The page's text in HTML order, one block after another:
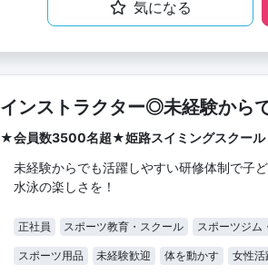
気になる
インストラクター◎未経験から
★会員数3500名超★姫路スイミングスクール
未経験からでも活躍しやすい研修体制で子
水泳の楽しさを！
正社員 スポーツ教育・スクール スポーツジム
スポーツ用品 未経験歓迎 体を動かす 女性活